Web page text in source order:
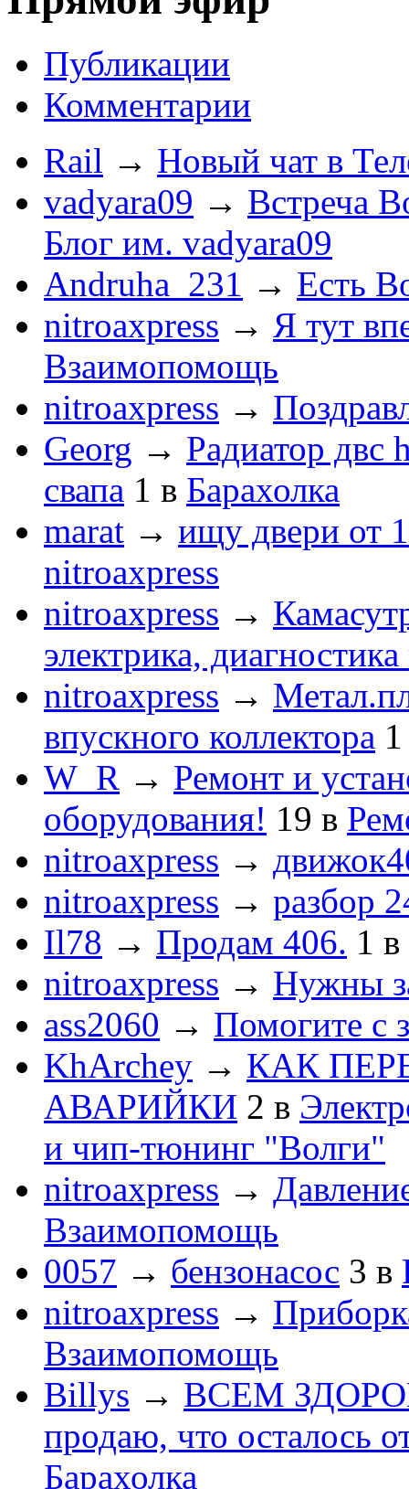
Публикации
Комментарии
Rail → Новый чат в
vadyara09 → Встреча
Блог им. vadyara09
Andruha_231 → Есть
nitroaxpress → Я тут
Взаимопомощь
nitroaxpress →
Georg → Радиатор двс
свапа 1 в Барахолка
marat → ищу двери от
nitroaxpress
nitroaxpress →
электрика,
nitroaxpress →
впускного коллектора 1
W_R → Ремонт и
оборудования! 19 в
nitroaxpress →
nitroaxpress → разбор
Il78 → Продам 406. 1 в
nitroaxpress → Нужны
ass2060 → Помогите с
KhArchey → КАК
АВАРИЙКИ 2 в
и чип-тюнинг "Волги"
nitroaxpress →
Взаимопомощь
0057 → бензонасос 3 в
nitroaxpress →
Взаимопомощь
Billys → ВСЕМ
продаю, что осталось
Барахолка